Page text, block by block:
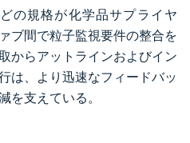
の規格が化学品サプライヤ
ブ間で粒子監視要件の整合を
からアットラインおよびイン
は、より迅速なフィードバッ
を支えている。